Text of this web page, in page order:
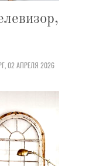
02 АПРЕЛЯ 2026